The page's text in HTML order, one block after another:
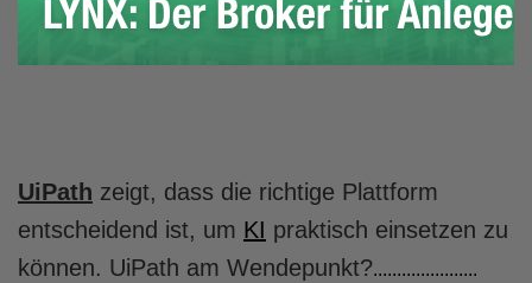
UiPath zeigt, dass die richtige Plattform
entscheidend ist, um KI praktisch einsetzen zu
können. UiPath am Wendepunkt?......................